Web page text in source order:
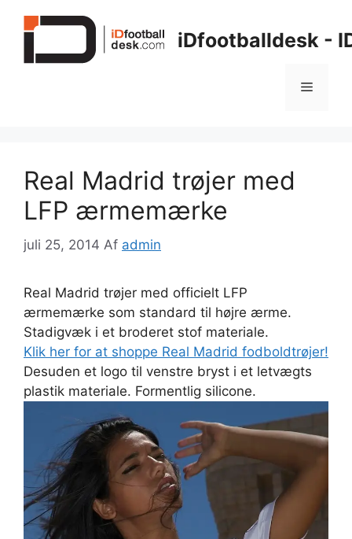
iDfootballdesk -
Menu
Real Madrid trøjer med
LFP ærmemærke
juli 25, 2014 Af admin
Real Madrid trøjer med officielt LFP
ærmemærke som standard til højre ærme.
Stadigvæk i et broderet stof materiale.
Klik her for at shoppe Real Madrid fodboldtrøjer!
Desuden et logo til venstre bryst i et letvægts
plastik materiale. Formentlig silicone.